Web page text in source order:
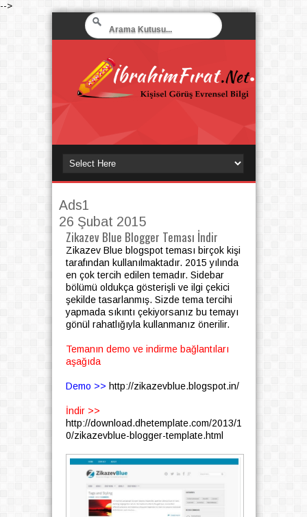
-->
Ads1
26 Şubat 2015
Zikazev Blue Blogger Teması İndir
Zikazev Blue blogspot teması birçok kişi
tarafından kullanılmaktadır. 2015 yılında
en çok tercih edilen temadır. Sidebar
bölümü oldukça gösterişli ve ilgi çekici
şekilde tasarlanmış. Sizde tema tercihi
yapmada sıkıntı çekiyorsanız bu temayı
gönül rahatlığıyla kullanmanız önerilir.
Temanın demo ve indirme bağlantıları
aşağıda
Demo >> http://zikazevblue.blogspot.in/
İndir >>
http://download.dhetemplate.com/2013/1
0/zikazevblue-blogger-template.html